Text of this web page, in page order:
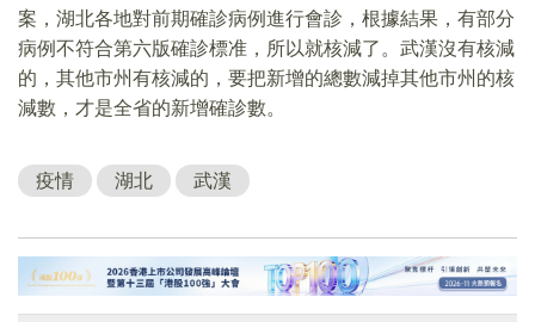
案，湖北各地對前期確診病例進行會診，根據結果，有部分
病例不符合第六版確診標准，所以就核減了。武漢沒有核減
的，其他市州有核減的，要把新增的總數減掉其他市州的核
減數，才是全省的新增確診數。
疫情 湖北 武漢